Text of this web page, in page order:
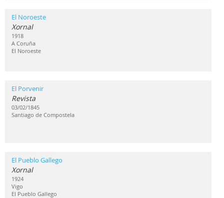
El Noroeste
Xornal
1918
A Coruña
El Noroeste
El Porvenir
Revista
03/02/1845
Santiago de Compostela
El Pueblo Gallego
Xornal
1924
Vigo
El Pueblo Gallego